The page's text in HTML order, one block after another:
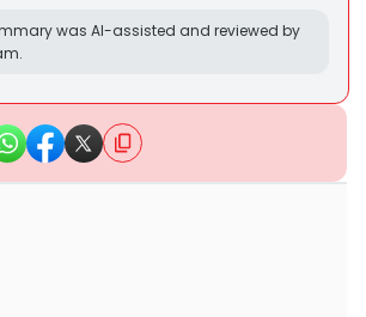
was AI-assisted and reviewed by